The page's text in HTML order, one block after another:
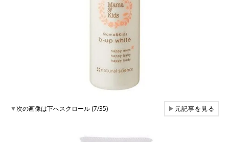
▼次の画像は下へスクロール (7/35) ▶元記事を見る